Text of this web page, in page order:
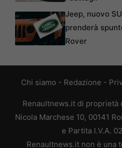
Jeep, nuovo
prenderà
Rover
Chi siamo - Redazione -
Renaultnews.it di proprietà
Nicola Marchese 10, 00141
e Partita I.V.A.
Renaultnews.it non è una